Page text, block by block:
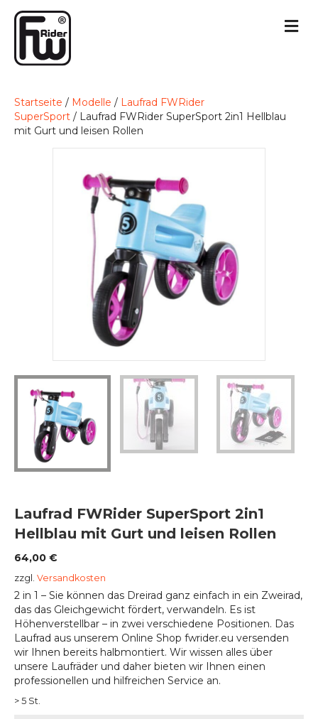
Startseite / Modelle / Laufrad FWRider
SuperSport / Laufrad FWRider SuperSport 2in1 Hellblau
mit Gurt und leisen Rollen
Laufrad FWRider SuperSport 2in1
Hellblau mit Gurt und leisen Rollen
64,00 €
zzgl. Versandkosten
2 in 1 – Sie können das Dreirad ganz einfach in ein Zweirad,
das das Gleichgewicht fördert, verwandeln. Es ist
Höhenverstellbar – in zwei verschiedene Positionen. Das
Laufrad aus unserem Online Shop fwrider.eu versenden
wir Ihnen bereits halbmontiert. Wir wissen alles über
unsere Laufräder und daher bieten wir Ihnen einen
professionellen und hilfreichen Service an.
> 5 St.